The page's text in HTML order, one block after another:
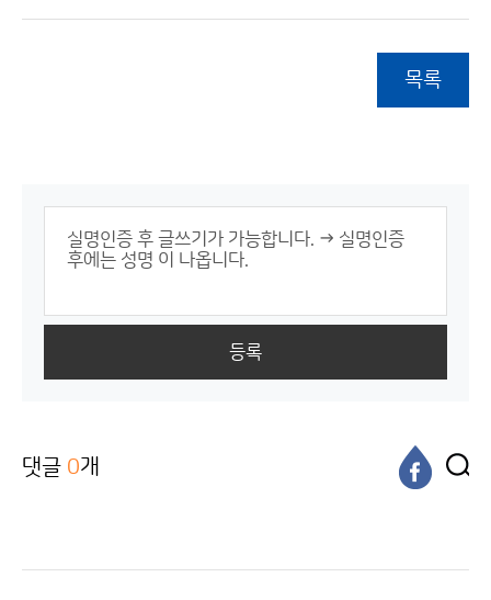
목록
등록
댓글 0개